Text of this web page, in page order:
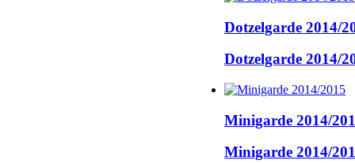
Dotzelgarde 2014/
Dotzelgarde 2014/
Minigarde 2014/
Minigarde 2014/